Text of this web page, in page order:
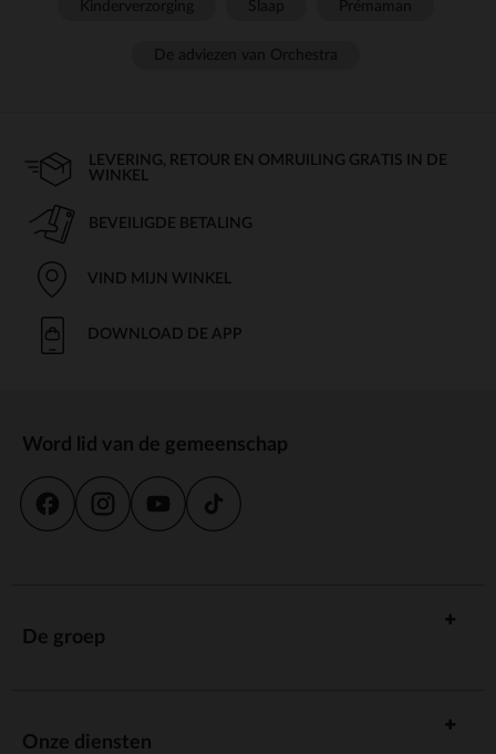
LEVERING, RETOUR EN OMRUILING GRATIS IN DE
WINKEL
BEVEILIGDE BETALING
VIND MIJN WINKEL
DOWNLOAD DE APP
Word lid van de gemeenschap
De groep
Onze diensten